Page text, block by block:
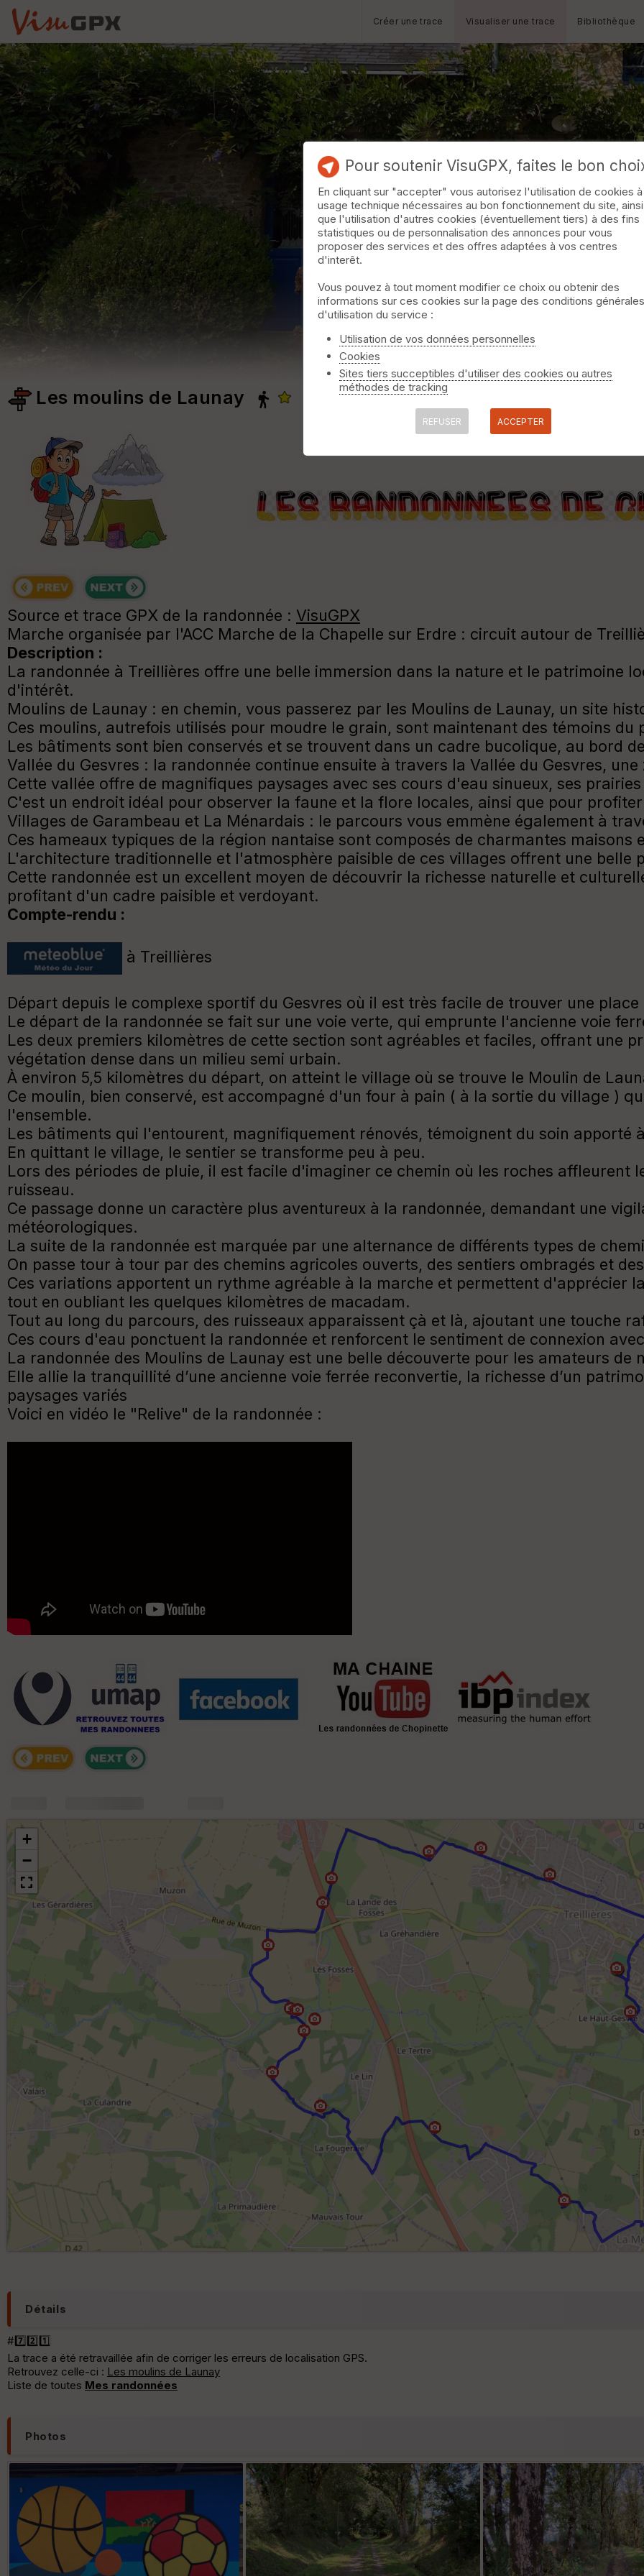
Créer une trace Visualiser une trace Bibliothèque
Les moulins de Launay
Source et trace GPX de la randonnée : VisuGPX
Marche organisée par l'ACC Marche de la Chapelle sur Erdre : circuit autour de
Description :
La randonnée à Treillières offre une belle immersion dans la nature et le patrimoine
d'intérêt.
Moulins de Launay : en chemin, vous passerez par les Moulins de Launay, un site
Ces moulins, autrefois utilisés pour moudre le grain, sont maintenant des témoins du
Les bâtiments sont bien conservés et se trouvent dans un cadre bucolique, au bord
Vallée du Gesvres : la randonnée continue ensuite à travers la Vallée du Gesvres,
Cette vallée offre de magnifiques paysages avec ses cours d'eau sinueux, ses prairies
C'est un endroit idéal pour observer la faune et la flore locales, ainsi que pour
Villages de Garambeau et La Ménardais : le parcours vous emmène également à
Ces hameaux typiques de la région nantaise sont composés de charmantes maisons
L'architecture traditionnelle et l'atmosphère paisible de ces villages offrent une belle
Cette randonnée est un excellent moyen de découvrir la richesse naturelle et
profitant d'un cadre paisible et verdoyant.
Compte-rendu :
à Treillières
Départ depuis le complexe sportif du Gesvres où il est très facile de trouver une
Le départ de la randonnée se fait sur une voie verte, qui emprunte l'ancienne voie
Les deux premiers kilomètres de cette section sont agréables et faciles, offrant une
végétation dense dans un milieu semi urbain.
À environ 5,5 kilomètres du départ, on atteint le village où se trouve le Moulin de
Ce moulin, bien conservé, est accompagné d'un four à pain ( à la sortie du village )
l'ensemble.
Les bâtiments qui l'entourent, magnifiquement rénovés, témoignent du soin apporté
En quittant le village, le sentier se transforme peu à peu.
Lors des périodes de pluie, il est facile d'imaginer ce chemin où les roches affleurent
ruisseau.
Ce passage donne un caractère plus aventureux à la randonnée, demandant une
météorologiques.
La suite de la randonnée est marquée par une alternance de différents types de
On passe tour à tour par des chemins agricoles ouverts, des sentiers ombragés et
Ces variations apportent un rythme agréable à la marche et permettent d'apprécier
tout en oubliant les quelques kilomètres de macadam.
Tout au long du parcours, des ruisseaux apparaissent çà et là, ajoutant une touche
Ces cours d'eau ponctuent la randonnée et renforcent le sentiment de connexion
La randonnée des Moulins de Launay est une belle découverte pour les amateurs de
Elle allie la tranquillité d’une ancienne voie ferrée reconvertie, la richesse d’un
paysages variés
Voici en vidéo le "Relive" de la randonnée :
+
−
Détails
#7️⃣2️⃣1️⃣
La trace a été retravaillée afin de corriger les erreurs de localisation GPS.
Retrouvez celle-ci : Les moulins de Launay
Liste de toutes Mes randonnées
Photos
Pour soutenir VisuGPX, faites le bon
En cliquant sur "accepter" vous autorisez l'utilisation de cookies à
usage technique nécessaires au bon fonctionnement du site, ainsi
que l'utilisation d'autres cookies (éventuellement tiers) à des fins
statistiques ou de personnalisation des annonces pour vous
proposer des services et des offres adaptées à vos centres
d'interêt.
Vous pouvez à tout moment modifier ce choix ou obtenir des
informations sur ces cookies sur la page des conditions générales
d'utilisation du service :
Utilisation de vos données personnelles
Cookies
Sites tiers succeptibles d'utiliser des cookies ou autres
méthodes de tracking
REFUSER ACCEPTER